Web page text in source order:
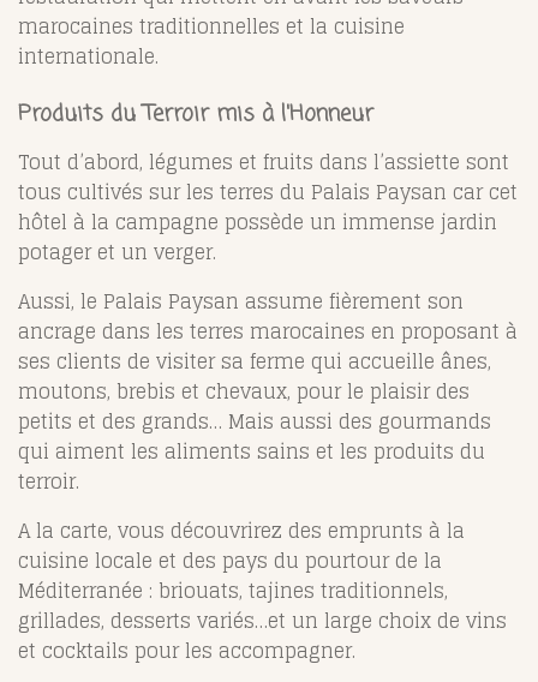
marocaines traditionnelles et la cuisine
internationale.
Produits du Terroir mis à l'Honneur
Tout d’abord, légumes et fruits dans l’assiette sont
tous cultivés sur les terres du Palais Paysan car cet
hôtel à la campagne possède un immense jardin
potager et un verger.
Aussi, le Palais Paysan assume fièrement son
ancrage dans les terres marocaines en proposant à
ses clients de visiter sa ferme qui accueille ânes,
moutons, brebis et chevaux, pour le plaisir des
petits et des grands… Mais aussi des gourmands
qui aiment les aliments sains et les produits du
terroir.
A la carte, vous découvrirez des emprunts à la
cuisine locale et des pays du pourtour de la
Méditerranée : briouats, tajines traditionnels,
grillades, desserts variés…et un large choix de vins
et cocktails pour les accompagner.